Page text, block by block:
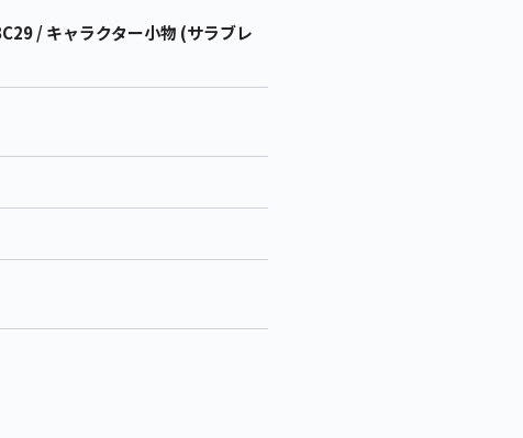
/ キャラクター小物 (サラブレ